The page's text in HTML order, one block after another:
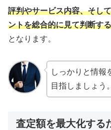
評判やサービス内容、そし
ントを総合的に見て判断す
となります。
しっかりと情報
目指しましょう。
査定額を最大化する